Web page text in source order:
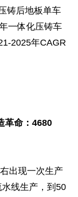
铸后地板单车
一体化压铸车
2025年CAGR
革命：4680
出现一次生产
线生产，到50